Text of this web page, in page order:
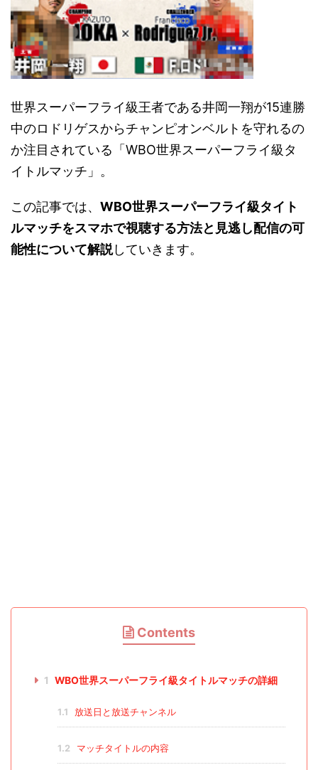
世界スーパーフライ級王者である井岡一翔が15連勝
中のロドリゲスからチャンピオンベルトを守れるの
か注目されている「WBO世界スーパーフライ級タ
イトルマッチ」。
この記事では、 WBO世界スーパーフライ級タイト
ルマッチをスマホで視聴する方法と見逃し配信の可
能性について解説していきます。
Contents
1 WBO世界スーパーフライ級タイトルマッチの詳細
1.1 放送日と放送チャンネル
1.2 マッチタイトルの内容